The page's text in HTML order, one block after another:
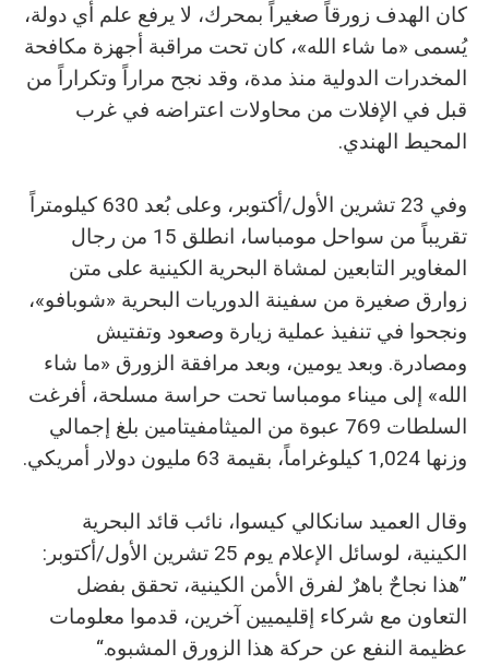
كان الهدف زورقاً صغيراً بمحرك، لا يرفع علم أي دولة،
يُسمى «ما شاء الله»، كان تحت مراقبة أجهزة مكافحة
المخدرات الدولية منذ مدة، وقد نجح مراراً وتكراراً من
قبل في الإفلات من محاولات اعتراضه في غرب
المحيط الهندي.
وفي 23 تشرين الأول/أكتوبر، وعلى بُعد 630 كيلومتراً
تقريباً من سواحل مومباسا، انطلق 15 من رجال
المغاوير التابعين لمشاة البحرية الكينية على متن
زوارق صغيرة من سفينة الدوريات البحرية «شوبافو»،
ونجحوا في تنفيذ عملية زيارة وصعود وتفتيش
ومصادرة. وبعد يومين، وبعد مرافقة الزورق «ما شاء
الله» إلى ميناء مومباسا تحت حراسة مسلحة، أفرغت
السلطات 769 عبوة من الميثامفيتامين بلغ إجمالي
وزنها 1,024 كيلوغراماً، بقيمة 63 مليون دولار أمريكي.
وقال العميد سانكالي كيسوا، نائب قائد البحرية
الكينية، لوسائل الإعلام يوم 25 تشرين الأول/أكتوبر:
”هذا نجاحٌ باهرٌ لفرق الأمن الكينية، تحقق بفضل
التعاون مع شركاء إقليميين آخرين، قدموا معلومات
عظيمة النفع عن حركة هذا الزورق المشبوه.“